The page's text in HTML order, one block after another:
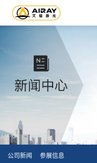
公司新闻 参展信息